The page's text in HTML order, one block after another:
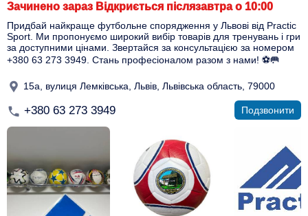
Зачинено зараз Відкриється післязавтра о 10:00
Придбай найкраще футбольне спорядження у Львові від Practic
Sport. Ми пропонуємо широкий вибір товарів для тренувань і гри
за доступними цінами. Звертайся за консультацією за номером
+380 63 273 3949. Стань професіоналом разом з нами! ⚽️🥅
15а, вулиця Лемківська, Львів, Львівська область, 79000
+380 63 273 3949 Подзвонити